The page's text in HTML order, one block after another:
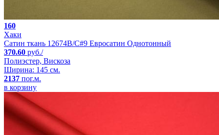
160
Хаки
Сатин ткань 12674B/C#9 Евросатин Однотонный
370.60 руб./
Полиэстер, Вискоза
Ширина: 145 см.
2137 пог.м.
в корзину